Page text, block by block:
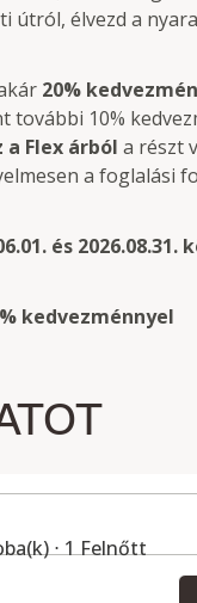
útról, élvezd a
20%
további 10%
Flex árból a részt
a foglalási
és 2026.08.31.
kedvezménnyel
⋅ 1 Felnőtt